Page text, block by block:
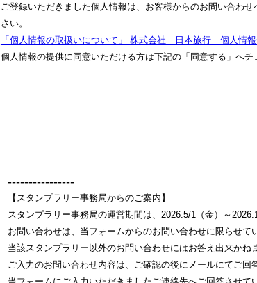
ご登録いただきました個人情報は、お客様からのお問い合わ
さい。
「個人情報の取扱いについて」 株式会社 日本旅行 個人情
個人情報の提供に同意いただける方は下記の「同意する」へ
‐‐‐‐‐‐‐‐‐‐‐‐‐‐‐‐
【スタンプラリー事務局からのご案内】
スタンプラリー事務局の運営期間は、2026.5/1（金）～
お問い合わせは、当フォームからのお問い合わせに限らせて
当該スタンプラリー以外のお問い合わせにはお答え出来かね
ご入力のお問い合わせ内容は、ご確認の後にメールにてご回